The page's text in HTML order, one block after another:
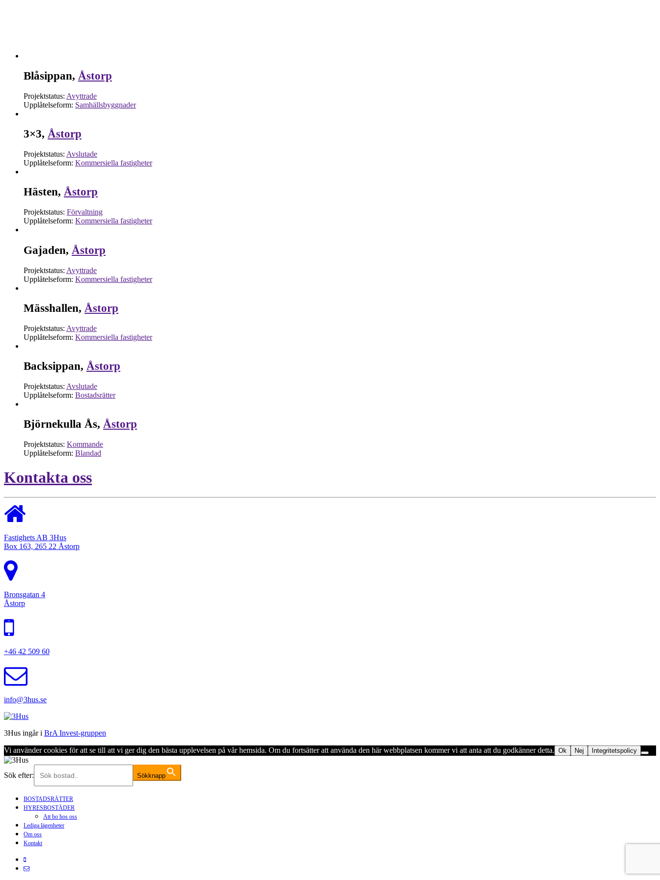
Blåsippan, Åstorp
Projektstatus: Avyttrade
Upplåtelseform: Samhällsbyggnader
3×3, Åstorp
Projektstatus: Avslutade
Upplåtelseform: Kommersiella fastigheter
Hästen, Åstorp
Projektstatus: Förvaltning
Upplåtelseform: Kommersiella fastigheter
Gajaden, Åstorp
Projektstatus: Avyttrade
Upplåtelseform: Kommersiella fastigheter
Mässhallen, Åstorp
Projektstatus: Avyttrade
Upplåtelseform: Kommersiella fastigheter
Backsippan, Åstorp
Projektstatus: Avslutade
Upplåtelseform: Bostadsrätter
Björnekulla Ås, Åstorp
Projektstatus: Kommande
Upplåtelseform: Blandad
Kontakta oss
Fastighets AB 3Hus
Box 163, 265 22 Åstorp
Bronsgatan 4
Åstorp
+46 42 509 60
info@3hus.se
3Hus ingår i BrA Invest-gruppen
Vi använder cookies för att se till att vi ger dig den bästa upplevelsen på vår hemsida. Om du fortsätter att använda den här webbplatsen kommer vi att anta att du godkänner detta. Ok Nej Integritetspolicy
Sök efter: Sökknapp
BOSTADSRÄTTER
HYRESBOSTÄDER
Att bo hos oss
Lediga lägenheter
Om oss
Kontakt